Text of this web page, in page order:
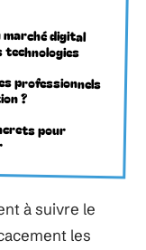
digital
technologies
professionnels
?
pour
à suivre le
les